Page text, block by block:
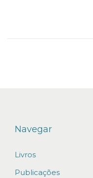
Navegar
Livros
Publicações